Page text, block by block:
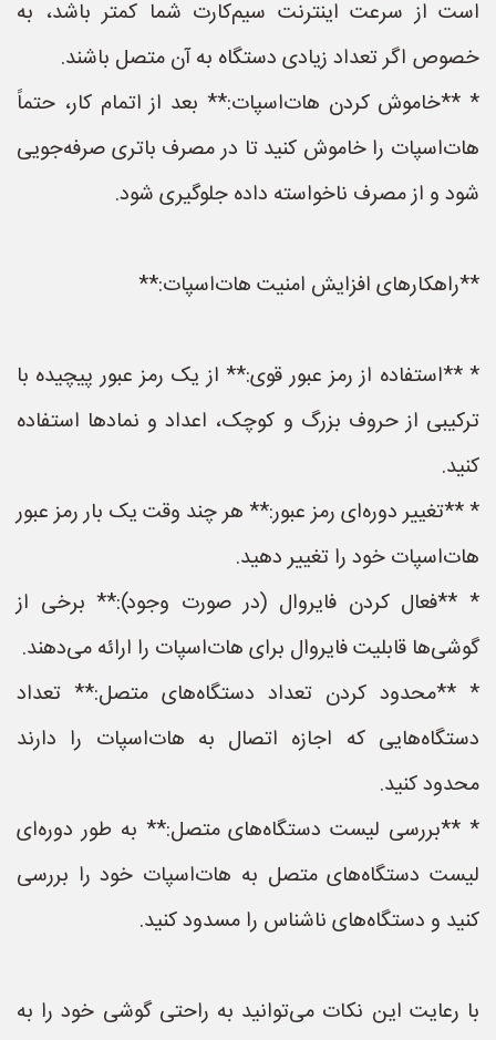
است از سرعت اینترنت سیم‌کارت شما کمتر باشد، به
خصوص اگر تعداد زیادی دستگاه به آن متصل باشند.
* **خاموش کردن هات‌اسپات:** بعد از اتمام کار، حتماً
هات‌اسپات را خاموش کنید تا در مصرف باتری صرفه‌جویی
شود و از مصرف ناخواسته داده جلوگیری شود.
**راهکارهای افزایش امنیت هات‌اسپات:**
* **استفاده از رمز عبور قوی:** از یک رمز عبور پیچیده با
ترکیبی از حروف بزرگ و کوچک، اعداد و نمادها استفاده
کنید.
* **تغییر دوره‌ای رمز عبور:** هر چند وقت یک بار رمز عبور
هات‌اسپات خود را تغییر دهید.
* **فعال کردن فایروال (در صورت وجود):** برخی از
گوشی‌ها قابلیت فایروال برای هات‌اسپات را ارائه می‌دهند.
* **محدود کردن تعداد دستگاه‌های متصل:** تعداد
دستگاه‌هایی که اجازه اتصال به هات‌اسپات را دارند
محدود کنید.
* **بررسی لیست دستگاه‌های متصل:** به طور دوره‌ای
لیست دستگاه‌های متصل به هات‌اسپات خود را بررسی
کنید و دستگاه‌های ناشناس را مسدود کنید.
با رعایت این نکات می‌توانید به راحتی گوشی خود را به